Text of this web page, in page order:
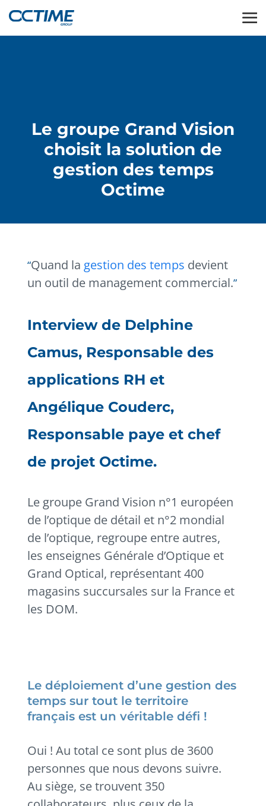
Le groupe Grand Vision
choisit la solution de
gestion des temps
Octime
Quand la gestion des temps devient
un outil de management commercial.
Interview de Delphine
Camus, Responsable des
applications RH et
Angélique Couderc,
Responsable paye et chef
de projet Octime.
Le groupe Grand Vision n°1 européen
de l’optique de détail et n°2 mondial
de l’optique, regroupe entre autres,
les enseignes Générale d’Optique et
Grand Optical, représentant 400
magasins succursales sur la France et
les DOM.
Le déploiement d’une gestion des
temps sur tout le territoire
français est un véritable défi !
Oui ! Au total ce sont plus de 3600
personnes que nous devons suivre.
Au siège, se trouvent 350